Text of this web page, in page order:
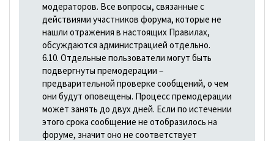
модераторов. Все вопросы, связанные с
действиями участников форума, которые не
нашли отражения в настоящих Правилах,
обсуждаются администрацией отдельно.
6.10. Отдельные пользователи могут быть
подвергнуты премодерации –
предварительной проверке сообщений, о чем
они будут оповещены. Процесс премодерации
может занять до двух дней. Если по истечении
этого срока сообщение не отобразилось на
форуме, значит оно не соответствует